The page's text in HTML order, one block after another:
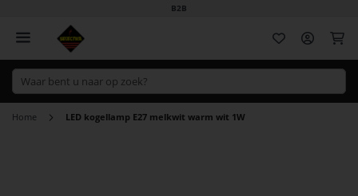
B2B
Home LED kogellamp E27 melkwit warm wit 1W